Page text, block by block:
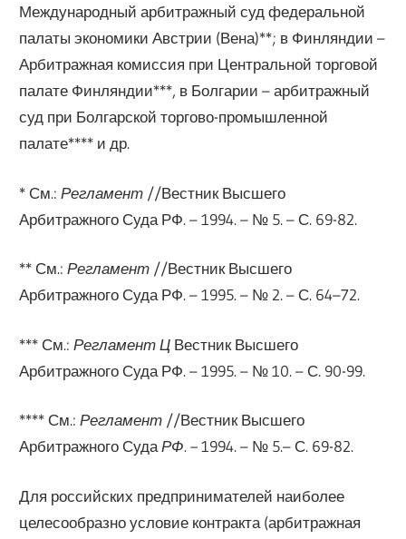
Международный арбитражный суд федеральной
палаты экономики Австрии (Вена)**; в Финляндии –
Арбитражная комиссия при Центральной торговой
палате Финляндии***, в Болгарии – арбитражный
суд при Болгарской торгово-промышленной
палате**** и др.
* См.:Регламент //Вестник Высшего
Арбитражного Суда РФ. – 1994. – № 5. – С. 69-82.
** См.:Регламент //Вестник Высшего
Арбитражного Суда РФ. – 1995. – № 2. – С. 64–72.
*** См.:Регламент Ц Вестник Высшего
Арбитражного Суда РФ. – 1995. – № 10. – С. 90-99.
**** См.:Регламент //Вестник Высшего
Арбитражного СудаРФ. –1994. – № 5.– С. 69-82.
Для российских предпринимателей наиболее
целесообразно условие контракта (арбитражная